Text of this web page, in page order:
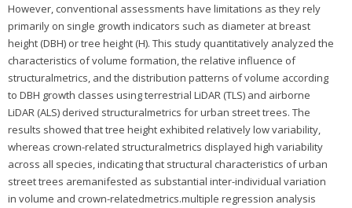
However, conventional assessments have limitations as they rely
primarily on single growth indicators such as diameter at breast
height (DBH) or tree height (H). This study quantitatively analyzed the
characteristics of volume formation, the relative influence of
structuralmetrics, and the distribution patterns of volume according
to DBH growth classes using terrestrial LiDAR (TLS) and airborne
LiDAR (ALS) derived structuralmetrics for urban street trees. The
results showed that tree height exhibited relatively low variability,
whereas crown-related structuralmetrics displayed high variability
across all species, indicating that structural characteristics of urban
street trees aremanifested as substantial inter-individual variation
in volume and crown-relatedmetrics.multiple regression analysis